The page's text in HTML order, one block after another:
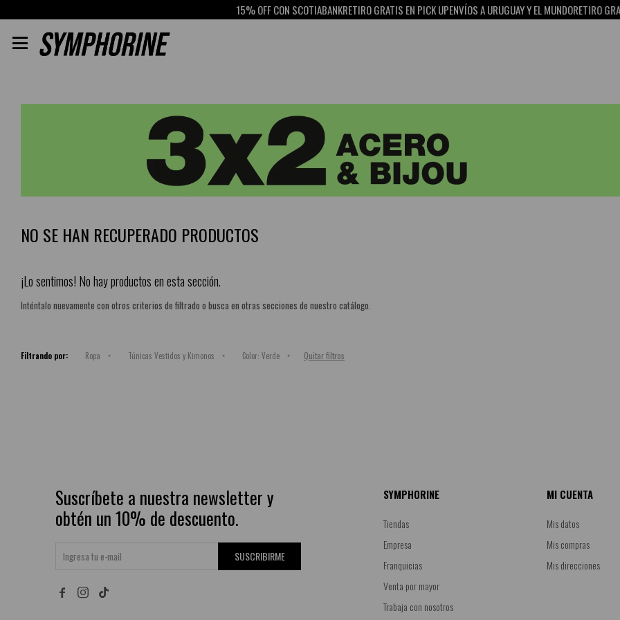
15% OFF CON SCOTIABANKRETIRO GRATIS EN PICK UPENVÍOS A URUGUAY Y EL MUNDORETIRO

NO SE HAN RECUPERADO PRODUCTOS
¡Lo sentimos! No hay productos en esta sección.
Inténtalo nuevamente con otros criterios de filtrado o busca en otras secciones de nuestro catálogo.
Filtrando por: Ropa Túnicas Vestidos y Kimonos Color: Verde Quitar filtros
Suscríbete a nuestra newsletter y
obtén un 10% de descuento.
SUSCRIBIRME
 
SYMPHORINE
Tiendas
Empresa
Franquicias
Venta por mayor
Trabaja con nosotros
MI CUENTA
Mis datos
Mis compras
Mis direcciones